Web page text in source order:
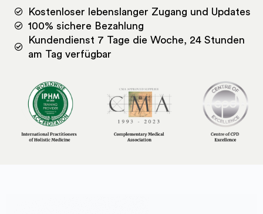
Kostenloser lebenslanger Zugang und Updates
100% sichere Bezahlung
Kundendienst 7 Tage die Woche, 24 Stunden
am Tag verfügbar